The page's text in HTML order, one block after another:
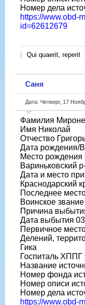
Номер дела
https://www.obd-
id=62612679
Qui quaerit, reperit
Саня
Дата: Четверг, 17
Фамилия
Имя Николай
Отчество
Дата рождения/
Место рождения
Вариньковский
Дата и место
Краснодарский
Последнее
Воинское
Причина
Дата выбытия
Первичное
Делений,
Гика
Госпиталь ХППГ
Название
Номер фонда
Номер описи
Номер дела
https://www.obd-